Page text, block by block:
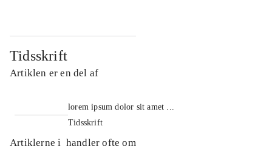
Tidsskrift
Artiklen er en del af
lorem ipsum dolor sit amet ...
Tidsskrift
Artiklerne i handler ofte om